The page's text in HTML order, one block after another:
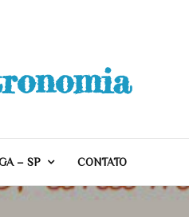
– SP CONTATO